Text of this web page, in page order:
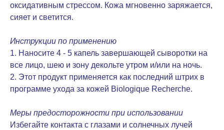
оксидативным стрессом. Кожа мгновенно заряжается,
сияет и светится.
Инструкции по применению
1. Наносите 4 - 5 капель завершающей сыворотки на
все лицо, шею и зону декольте утром и/или на ночь.
2. Этот продукт применяется как последний штрих в
программе ухода за кожей Biologique Recherche.
Меры предосторожности при использовании
Избегайте контакта с глазами и солнечных лучей